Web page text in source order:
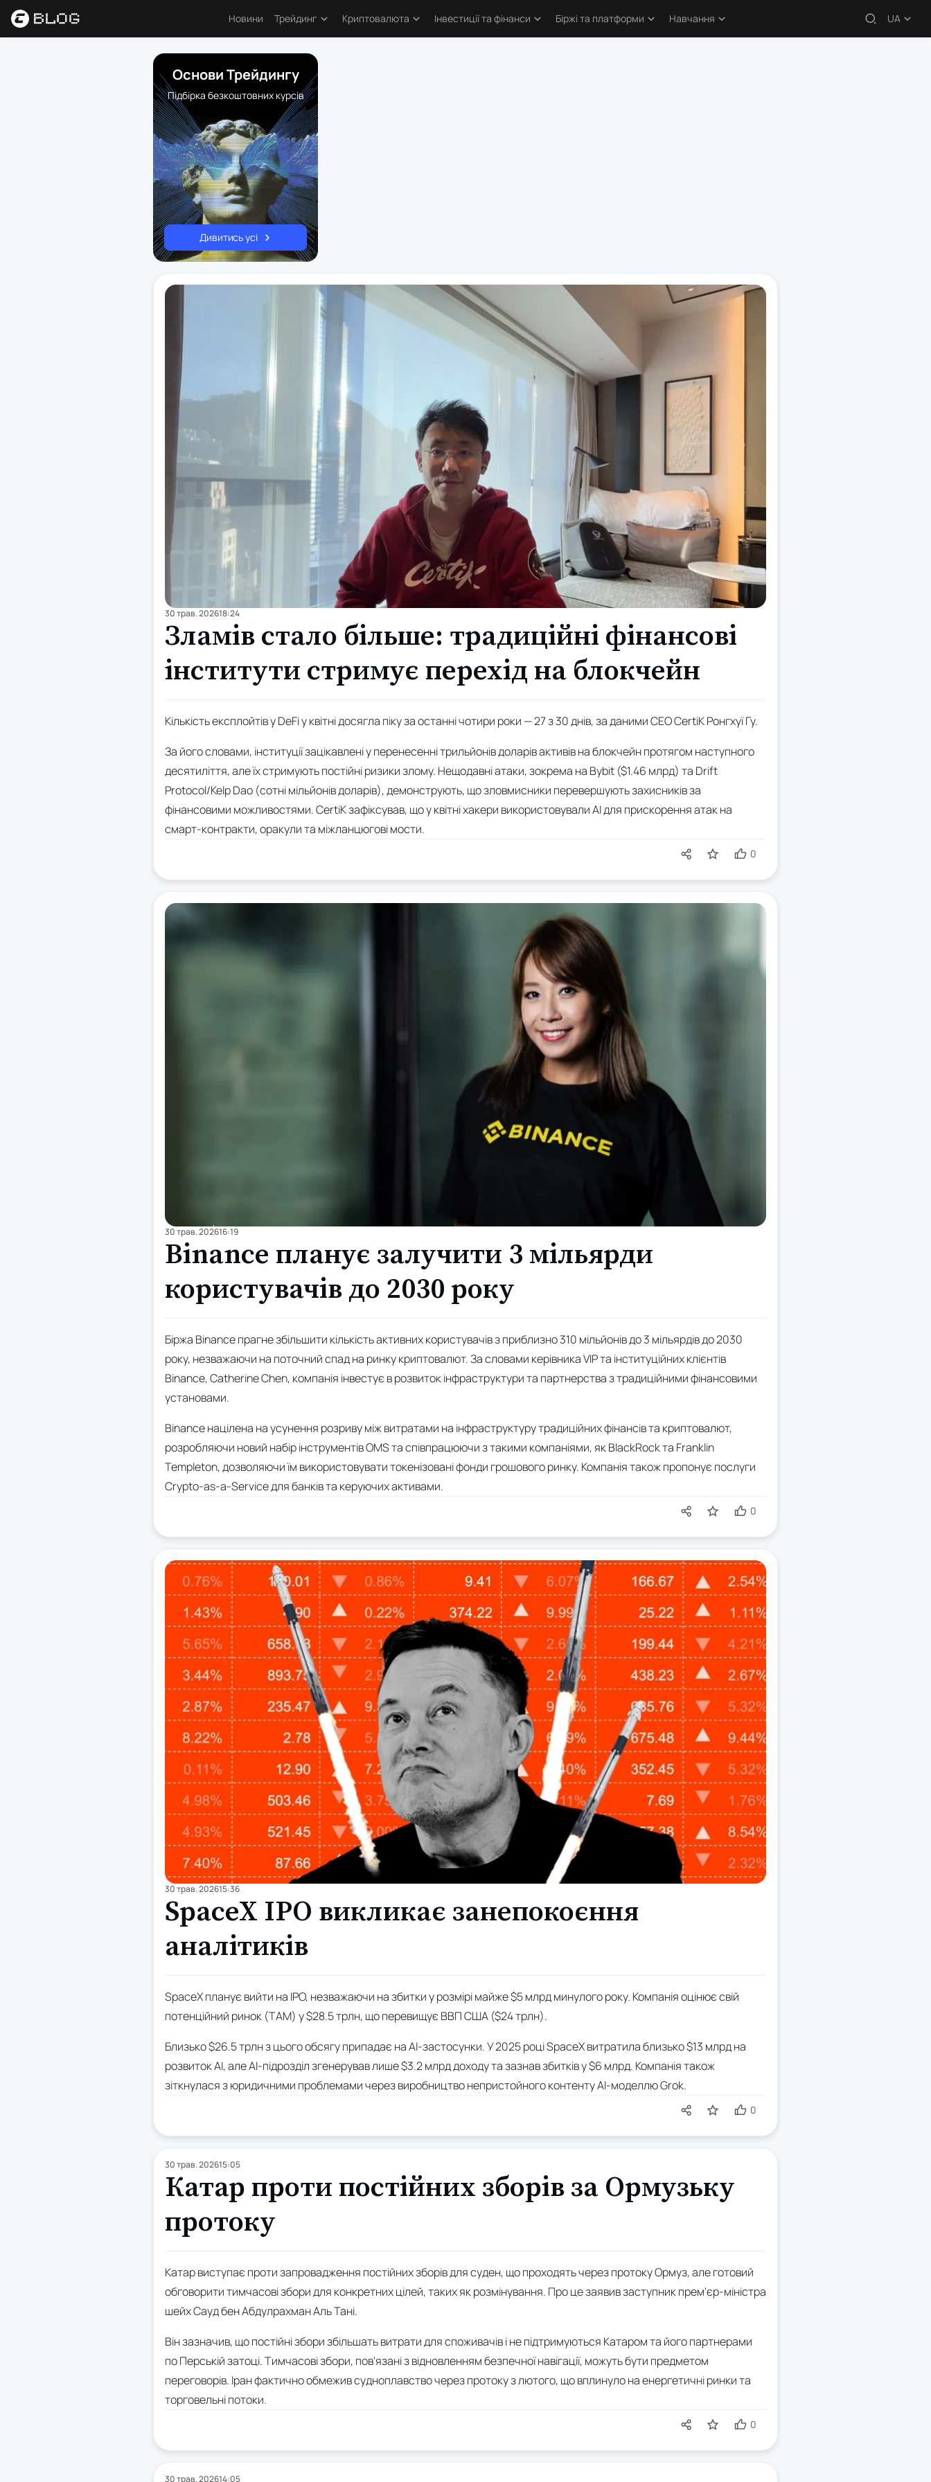
Новини Трейдинг
Аналітика
Основи трейдингу
Психологія трейдинга
Торгові стратегії
Індикатори
Ресурси
Криптовалюта Інвестиції та фінанси Біржі та платформи Навчання UA
Основи Трейдингу
Підбірка безкоштовних курсів
Дивитись усі
30 трав. 202618:24
Зламів стало більше: традиційні фінансові
інститути стримує перехід на блокчейн
Кількість експлойтів у DeFi у квітні досягла піку за останні чотири роки — 27 з 30 днів, за даними CEO CertiK Ронгхуї Гу.
За його словами, інституції зацікавлені у перенесенні трильйонів доларів активів на блокчейн протягом наступного
десятиліття, але їх стримують постійні ризики злому. Нещодавні атаки, зокрема на Bybit ($1.46 млрд) та Drift
Protocol/Kelp Dao (сотні мільйонів доларів), демонструють, що зловмисники перевершують захисників за
фінансовими можливостями. CertiK зафіксував, що у квітні хакери використовували AI для прискорення атак на
смарт-контракти, оракули та міжланцюгові мости.
0
30 трав. 202616:19
Binance планує залучити 3 мільярди
користувачів до 2030 року
Біржа Binance прагне збільшити кількість активних користувачів з приблизно 310 мільйонів до 3 мільярдів до 2030
року, незважаючи на поточний спад на ринку криптовалют. За словами керівника VIP та інституційних клієнтів
Binance, Catherine Chen, компанія інвестує в розвиток інфраструктури та партнерства з традиційними фінансовими
установами.
Binance націлена на усунення розриву між витратами на інфраструктуру традиційних фінансів та криптовалют,
розробляючи новий набір інструментів OMS та співпрацюючи з такими компаніями, як BlackRock та Franklin
Templeton, дозволяючи їм використовувати токенізовані фонди грошового ринку. Компанія також пропонує послуги
Crypto-as-a-Service для банків та керуючих активами.
0
30 трав. 202615:36
SpaceX IPO викликає занепокоєння
аналітиків
SpaceX планує вийти на IPO, незважаючи на збитки у розмірі майже $5 млрд минулого року. Компанія оцінює свій
потенційний ринок (TAM) у $28.5 трлн, що перевищує ВВП США ($24 трлн).
Близько $26.5 трлн з цього обсягу припадає на AI-застосунки. У 2025 році SpaceX витратила близько $13 млрд на
розвиток AI, але AI-підрозділ згенерував лише $3.2 млрд доходу та зазнав збитків у $6 млрд. Компанія також
зіткнулася з юридичними проблемами через виробництво непристойного контенту AI-моделлю Grok.
0
30 трав. 202615:05
Катар проти постійних зборів за Ормузьку
протоку
Катар виступає проти запровадження постійних зборів для суден, що проходять через протоку Ормуз, але готовий
обговорити тимчасові збори для конкретних цілей, таких як розмінування. Про це заявив заступник прем'єр-міністра
шейх Сауд бен Абдулрахман Аль Тані.
Він зазначив, що постійні збори збільшать витрати для споживачів і не підтримуються Катаром та його партнерами
по Перській затоці. Тимчасові збори, пов'язані з відновленням безпечної навігації, можуть бути предметом
переговорів. Іран фактично обмежив судноплавство через протоку з лютого, що вплинуло на енергетичні ринки та
торговельні потоки.
0
30 трав. 202614:05